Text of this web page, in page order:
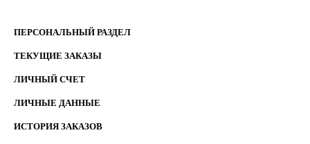
ПЕРСОНАЛЬНЫЙ РАЗДЕЛ
ТЕКУЩИЕ ЗАКАЗЫ
ЛИЧНЫЙ СЧЕТ
ЛИЧНЫЕ ДАННЫЕ
ИСТОРИЯ ЗАКАЗОВ